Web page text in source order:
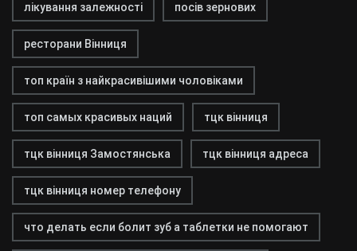
лікування залежності посів зернових
ресторани Вінниця
топ країн з найкрасивішими чоловіками
топ самых красивых наций тцк вінниця
тцк вінниця Замостянська тцк вінниця адреса
тцк вінниця номер телефону
что делать если болит зуб а таблетки не помогают